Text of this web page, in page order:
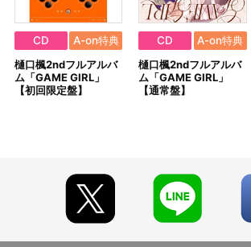
CD
A-on特典
樋口楓2ndフルアルバ
ム「GAME GIRL」
【初回限定盤】
CD
A-on特典
樋口楓2ndフルアルバ
ム「GAME GIRL」
【通常盤】